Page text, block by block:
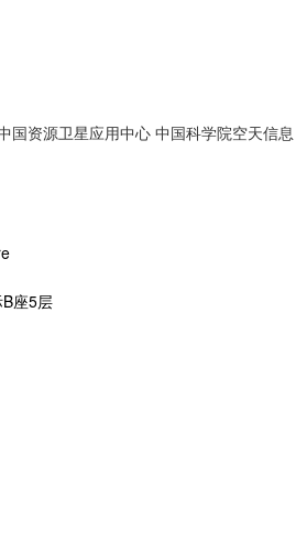
国资源卫星应用中心 中国科学院空天信息
座5层